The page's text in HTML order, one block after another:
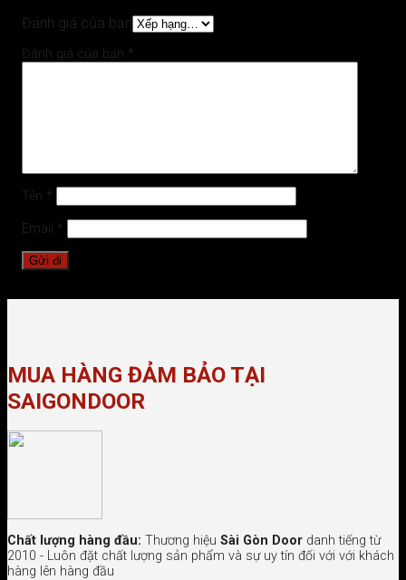
Đánh giá của bạn
Đánh giá của bạn *
Tên *
Email *
MUA HÀNG ĐẢM BẢO TẠI
SAIGONDOOR
Chất lượng hàng đầu: Thương hiệu Sài Gòn Door danh tiếng từ
2010 - Luôn đặt chất lượng sản phẩm và sự uy tín đối với với khách
hàng lên hàng đầu